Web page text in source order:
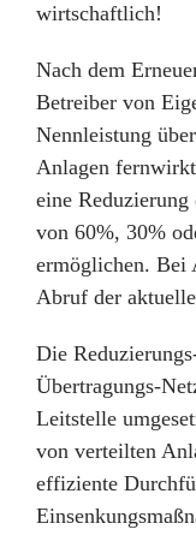
wirtschaftlich!
Nach dem
Betreiber von
Nennleistung
Anlagen
eine
von 60%, 30%
ermöglichen. Bei
Abruf der
Die
Übertragungs-
Leitstelle
von verteilten
effiziente